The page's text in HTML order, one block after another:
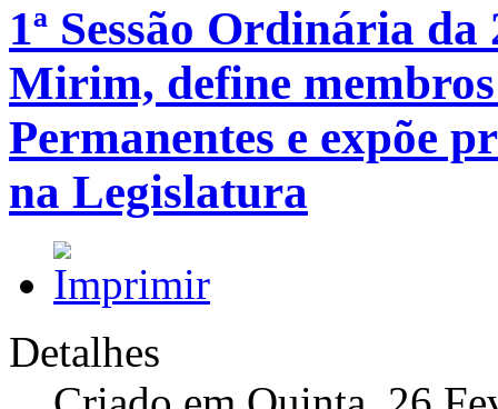
1ª Sessão Ordinária
Mirim, define membros
Permanentes e expõe
na Legislatura
Detalhes